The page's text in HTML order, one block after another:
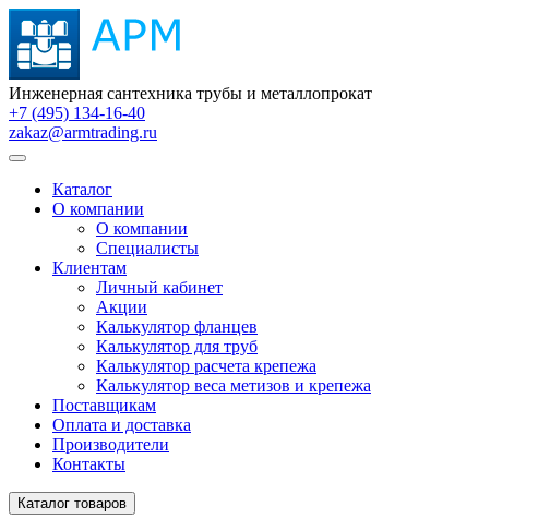
Инженерная сантехника трубы и металлопрокат
+7 (495) 134-16-40
zakaz@armtrading.ru
Каталог
О компании
О компании
Специалисты
Клиентам
Личный кабинет
Акции
Калькулятор фланцев
Калькулятор для труб
Калькулятор расчета крепежа
Калькулятор веса метизов и крепежа
Поставщикам
Оплата и доставка
Производители
Контакты
Каталог товаров